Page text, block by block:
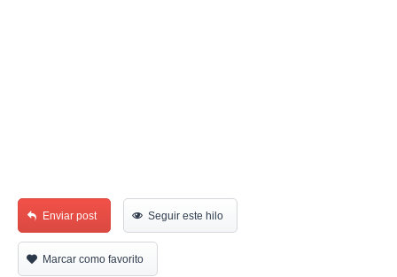
Enviar post Seguir este hilo
Marcar como favorito